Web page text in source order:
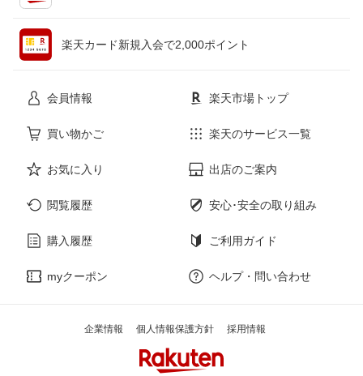
本・雑誌・コミック
楽天カード新規入会で2,000ポイント
会員情報 楽天市場トップ
買い物かご 楽天のサービス一覧
お気に入り 出店のご案内
閲覧履歴 安心･安全の取り組み
購入履歴 ご利用ガイド
myクーポン ヘルプ・問い合わせ
企業情報 個人情報保護方針 採用情報